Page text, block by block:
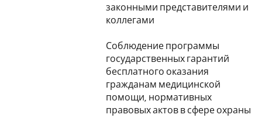
законными представителями и
коллегами
Соблюдение программы
государственных гарантий
бесплатного оказания
гражданам медицинской
помощи, нормативных
правовых актов в сфере охраны